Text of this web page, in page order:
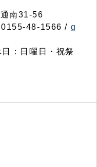
南31-56
48-1566 / g
：日曜日・祝祭